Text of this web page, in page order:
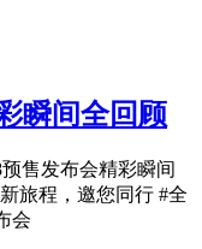
瞬间全回顾
售发布会精彩瞬间
旅程，邀您同行 #全
会